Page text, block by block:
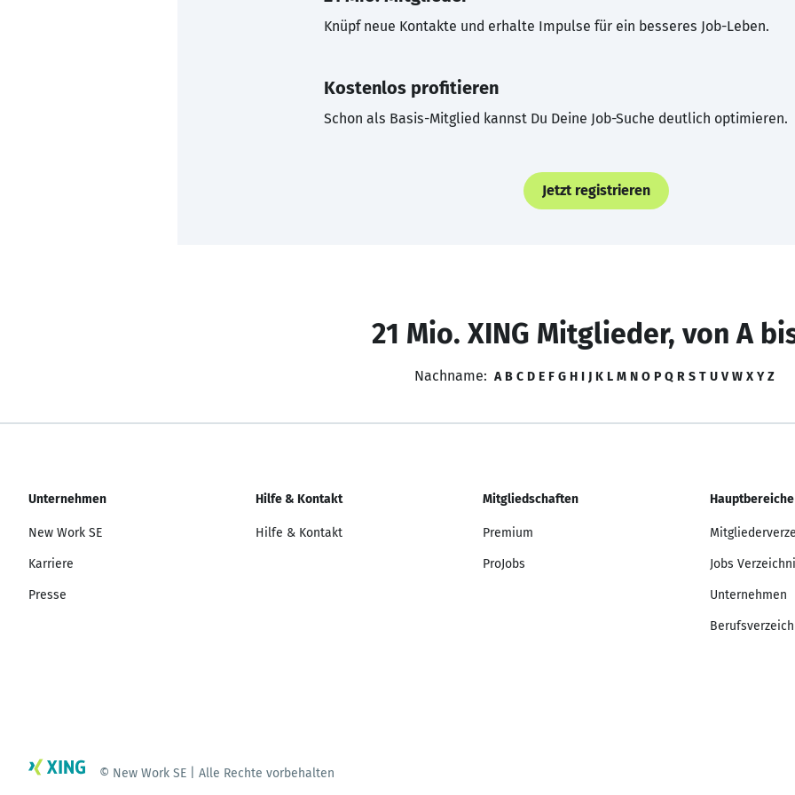
Knüpf neue Kontakte und erhalte Impulse für ein besseres Job-Leben.
Kostenlos profitieren
Schon als Basis-Mitglied kannst Du Deine Job-Suche deutlich optimieren.
Jetzt registrieren
21 Mio. XING Mitglieder, von A
Nachname: A B C D E F G H I J K L M N O P Q R S T U V W X Y Z
Unternehmen
New Work SE
Karriere
Presse
Hilfe & Kontakt
Hilfe & Kontakt
Mitgliedschaften
Premium
ProJobs
Hauptbereiche
Jobs
Unternehmen
© New Work SE | Alle Rechte vorbehalten